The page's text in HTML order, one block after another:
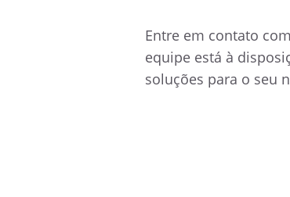
Entre em contato
equipe está à
soluções para o seu